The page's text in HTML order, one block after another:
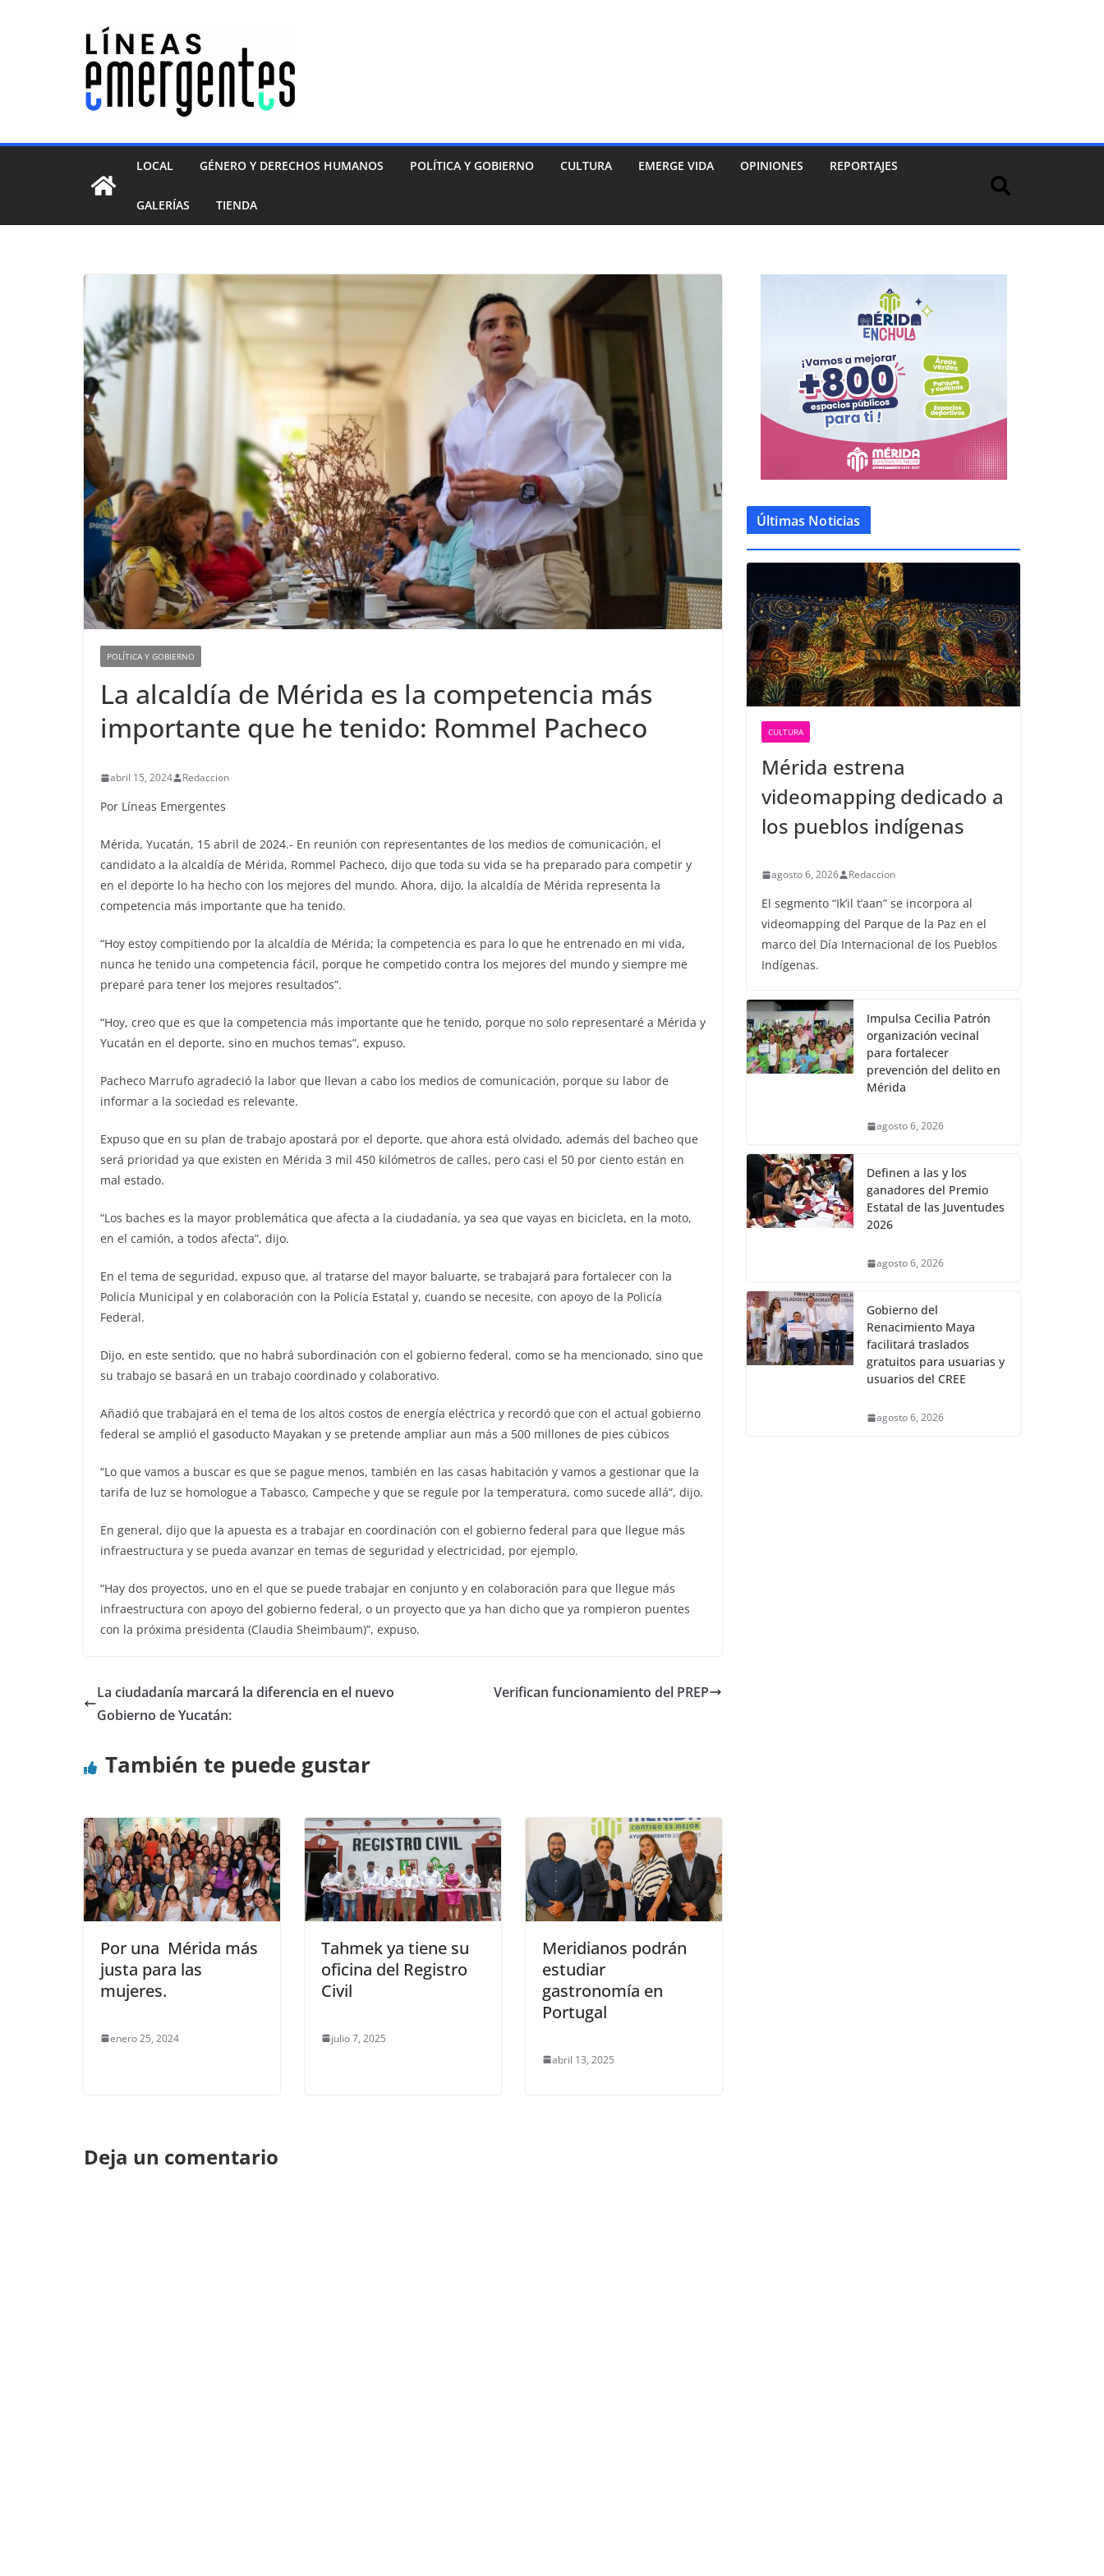
LOCAL GÉNERO Y DERECHOS HUMANOS POLÍTICA Y GOBIERNO CULTURA EMERGE VIDA OPINIONES REPORTAJES
GALERÍAS TIENDA
POLÍTICA Y GOBIERNO
La alcaldía de Mérida es la competencia más
importante que he tenido: Rommel Pacheco
abril 15, 2024 Redaccion
Por Líneas Emergentes
Mérida, Yucatán, 15 abril de 2024.- En reunión con representantes de los medios de comunicación, el
candidato a la alcaldía de Mérida, Rommel Pacheco, dijo que toda su vida se ha preparado para competir y
en el deporte lo ha hecho con los mejores del mundo. Ahora, dijo, la alcaldía de Mérida representa la
competencia más importante que ha tenido.
“Hoy estoy compitiendo por la alcaldía de Mérida; la competencia es para lo que he entrenado en mi vida,
nunca he tenido una competencia fácil, porque he competido contra los mejores del mundo y siempre me
preparé para tener los mejores resultados”.
“Hoy, creo que es que la competencia más importante que he tenido, porque no solo representaré a Mérida y
Yucatán en el deporte, sino en muchos temas”, expuso.
Pacheco Marrufo agradeció la labor que llevan a cabo los medios de comunicación, porque su labor de
informar a la sociedad es relevante.
Expuso que en su plan de trabajo apostará por el deporte, que ahora está olvidado, además del bacheo que
será prioridad ya que existen en Mérida 3 mil 450 kilómetros de calles, pero casi el 50 por ciento están en
mal estado.
“Los baches es la mayor problemática que afecta a la ciudadanía, ya sea que vayas en bicicleta, en la moto,
en el camión, a todos afecta”, dijo.
En el tema de seguridad, expuso que, al tratarse del mayor baluarte, se trabajará para fortalecer con la
Policía Municipal y en colaboración con la Policía Estatal y, cuando se necesite, con apoyo de la Policía
Federal.
Dijo, en este sentido, que no habrá subordinación con el gobierno federal, como se ha mencionado, sino que
su trabajo se basará en un trabajo coordinado y colaborativo.
Añadió que trabajará en el tema de los altos costos de energía eléctrica y recordó que con el actual gobierno
federal se amplió el gasoducto Mayakan y se pretende ampliar aun más a 500 millones de pies cúbicos
“Lo que vamos a buscar es que se pague menos, también en las casas habitación y vamos a gestionar que la
tarifa de luz se homologue a Tabasco, Campeche y que se regule por la temperatura, como sucede allá”, dijo.
En general, dijo que la apuesta es a trabajar en coordinación con el gobierno federal para que llegue más
infraestructura y se pueda avanzar en temas de seguridad y electricidad, por ejemplo.
“Hay dos proyectos, uno en el que se puede trabajar en conjunto y en colaboración para que llegue más
infraestructura con apoyo del gobierno federal, o un proyecto que ya han dicho que ya rompieron puentes
con la próxima presidenta (Claudia Sheimbaum)”, expuso.
La ciudadanía marcará la diferencia en el nuevo
Gobierno de Yucatán:
Verifican funcionamiento del PREP
También te puede gustar
Por una Mérida más
justa para las
mujeres.
enero 25, 2024
Tahmek ya tiene su
oficina del Registro
Civil
julio 7, 2025
Meridianos podrán
estudiar
gastronomía en
Portugal
abril 13, 2025
Deja un comentario
Últimas Noticias
CULTURA
Mérida estrena
videomapping dedicado a
los pueblos indígenas
agosto 6, 2026 Redaccion
El segmento “Ik’il t’aan” se incorpora al
videomapping del Parque de la Paz en el
marco del Día Internacional de los Pueblos
Indígenas.
Impulsa Cecilia Patrón
organización vecinal
para fortalecer
prevención del delito en
Mérida
agosto 6, 2026
Definen a las y los
ganadores del Premio
Estatal de las Juventudes
2026
agosto 6, 2026
Gobierno del
Renacimiento Maya
facilitará traslados
gratuitos para usuarias y
usuarios del CREE
agosto 6, 2026